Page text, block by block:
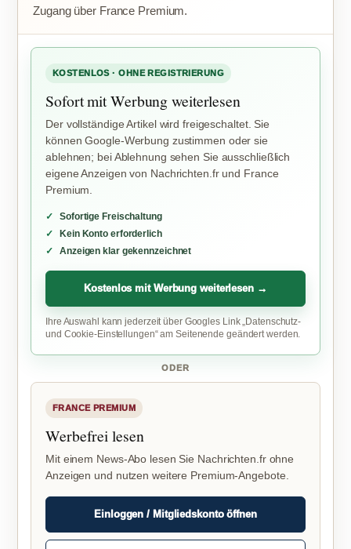
Zugang über France Premium.
KOSTENLOS · OHNE REGISTRIERUNG
Sofort mit Werbung weiterlesen
Der vollständige Artikel wird freigeschaltet. Sie
können Google-Werbung zustimmen oder sie
ablehnen; bei Ablehnung sehen Sie ausschließlich
eigene Anzeigen von Nachrichten.fr und France
Premium.
Sofortige Freischaltung
Kein Konto erforderlich
Anzeigen klar gekennzeichnet
Kostenlos mit Werbung weiterlesen →
Ihre Auswahl kann jederzeit über Googles Link „Datenschutz-
und Cookie-Einstellungen“ am Seitenende geändert werden.
ODER
FRANCE PREMIUM
Werbefrei lesen
Mit einem News-Abo lesen Sie Nachrichten.fr ohne
Anzeigen und nutzen weitere Premium-Angebote.
Einloggen / Mitgliedskonto öffnen